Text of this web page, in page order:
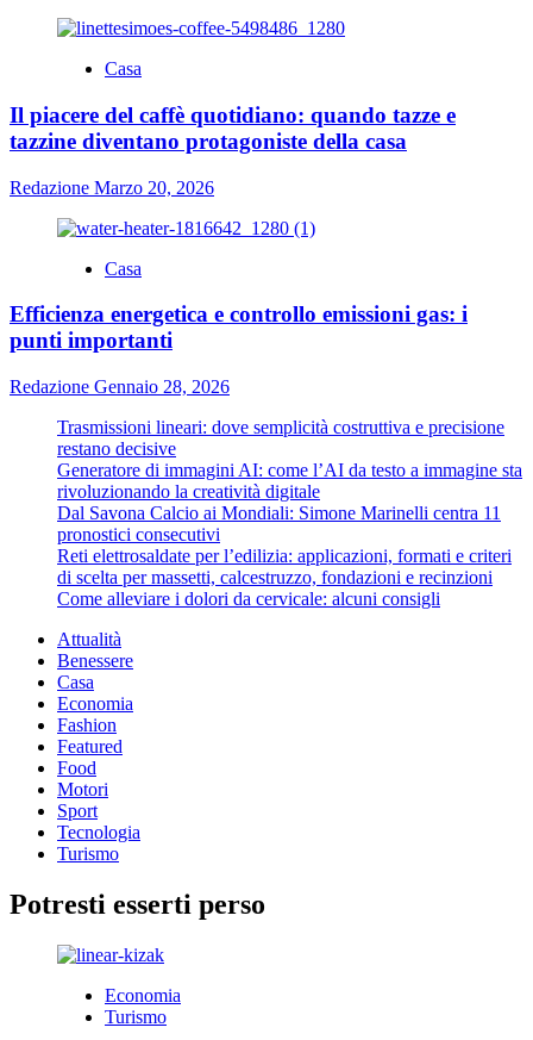
Casa
Il piacere del caffè quotidiano: quando tazze e
tazzine diventano protagoniste della casa
Redazione Marzo 20, 2026
Casa
Efficienza energetica e controllo emissioni gas: i
punti importanti
Redazione Gennaio 28, 2026
Trasmissioni lineari: dove semplicità costruttiva e precisione
restano decisive
Generatore di immagini AI: come l’AI da testo a immagine sta
rivoluzionando la creatività digitale
Dal Savona Calcio ai Mondiali: Simone Marinelli centra 11
pronostici consecutivi
Reti elettrosaldate per l’edilizia: applicazioni, formati e criteri
di scelta per massetti, calcestruzzo, fondazioni e recinzioni
Come alleviare i dolori da cervicale: alcuni consigli
Attualità
Benessere
Casa
Economia
Fashion
Featured
Food
Motori
Sport
Tecnologia
Turismo
Potresti esserti perso
Economia
Turismo